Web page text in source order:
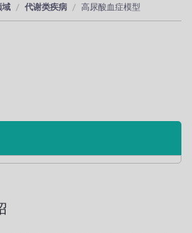
域 代谢类疾病 高尿酸血症模型